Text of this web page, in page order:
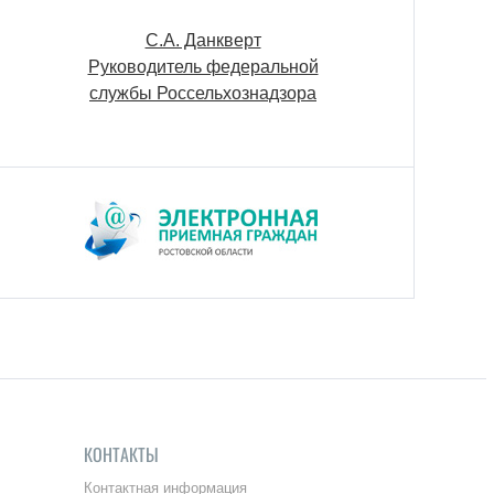
С.А. Данкверт
Руководитель федеральной
службы Россельхознадзора
КОНТАКТЫ
Контактная информация